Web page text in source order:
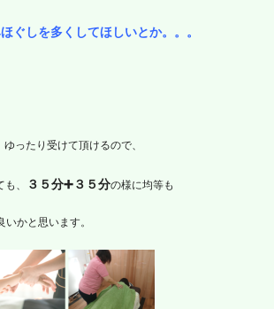
ぐしを多くしてほしいとか。。。
ったり受けて頂けるので、
、 ３５分➕３５分の様に均等も
いかと 思います。